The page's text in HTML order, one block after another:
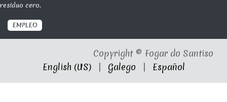
residuo cero.
EMPLEO
Copyright © Fogar do Santiso
English (US)
| Galego | Español